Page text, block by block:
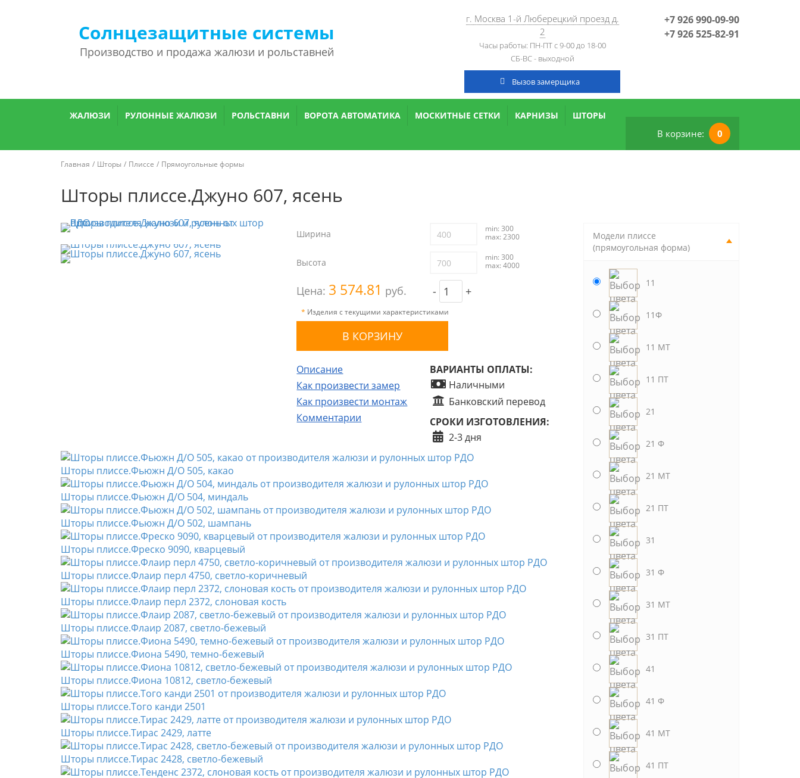
Солнцезащитные системы
Производство и продажа жалюзи и рольставней
г. Москва 1-й Люберецкий проезд д.
2
Часы работы: ПН-ПТ с 9-00 до 18-00
СБ-ВС - выходной
Вызов замерщика
+7 926 990-09-90
+7 926 525-82-91
ЖАЛЮЗИ РУЛОННЫЕ ЖАЛЮЗИ РОЛЬСТАВНИ ВОРОТА АВТОМАТИКА МОСКИТНЫЕ СЕТКИ КАРНИЗЫ ШТОРЫ
В корзине: 0
Главная Шторы Плиссе Прямоугольные формы
Шторы плиссе.Джуно 607, ясень
Модели плиссе
(прямоугольная форма)
11
11Ф
11 МТ
11 ПТ
21
21 Ф
21 МТ
21 ПТ
31
31 Ф
31 МТ
31 ПТ
41
41 Ф
41 МТ
41 ПТ
Ширина
min: 300
max: 2300
Высота
min: 300
max: 4000
Цена: 3 574.81 руб. - +
* Изделия с текущими характеристиками
Описание
Как произвести замер
Как произвести монтаж
Комментарии
ВАРИАНТЫ ОПЛАТЫ:
Наличными
Банковский перевод
СРОКИ ИЗГОТОВЛЕНИЯ:
2-3 дня
Шторы плиссе.Фьюжн Д/О 505, какао
Шторы плиссе.Фьюжн Д/О 504, миндаль
Шторы плиссе.Фьюжн Д/О 502, шампань
Шторы плиссе.Фреско 9090, кварцевый
Шторы плиссе.Флаир перл 4750, светло-коричневый
Шторы плиссе.Флаир перл 2372, слоновая кость
Шторы плиссе.Флаир 2087, светло-бежевый
Шторы плиссе.Фиона 5490, темно-бежевый
Шторы плиссе.Фиона 10812, светло-бежевый
Шторы плиссе.Того канди 2501
Шторы плиссе.Тирас 2429, латте
Шторы плиссе.Тирас 2428, светло-бежевый